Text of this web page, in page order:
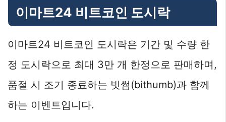
이마트24 비트코인 도시락
이마트24 비트코인 도시락은 기간 및 수량 한
정 도시락으로 최대 3만 개 한정으로 판매하며,
품절 시 조기 종료하는 빗썸(bithumb)과 함께
하는 이벤트입니다.